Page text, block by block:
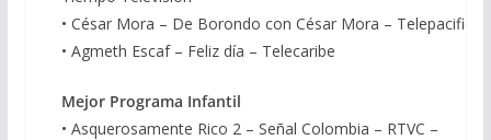
• César Mora – De Borondo con César Mora – Telepacifico
• Agmeth Escaf – Feliz día – Telecaribe
Mejor Programa Infantil
• Asquerosamente Rico 2 – Señal Colombia – RTVC –